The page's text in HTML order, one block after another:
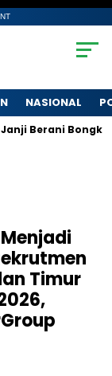
NASIONAL
Berani Bongkar
Timur